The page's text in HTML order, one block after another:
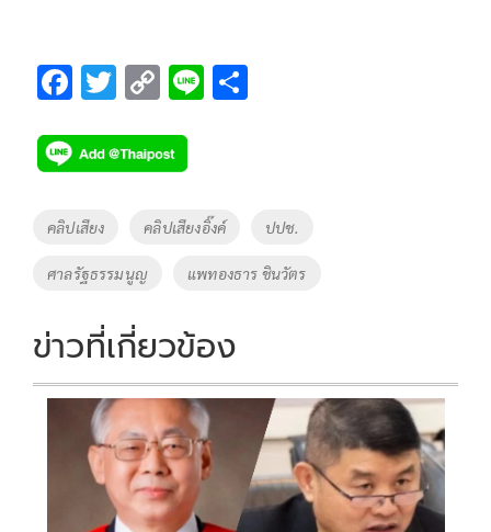
F
e
b
o
o
k
T
tt
er
C
p
y
Li
Li
Tags
คลิปเสียง คลิปเสียงอิ๊งค์ ปปช.
ศาลรัฐธรรมนูญ แพทองธาร ชินวัตร
ข่าวที่เกี่ยวข้อง